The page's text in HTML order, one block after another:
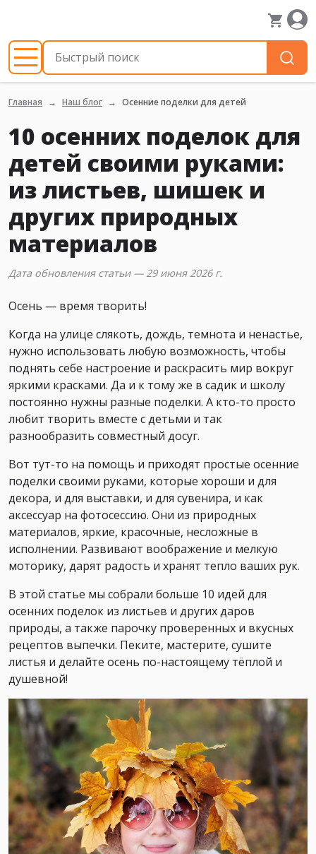
Главная Наш блог Осенние поделки для детей
10 осенних поделок для
детей своими руками:
из листьев, шишек и
других природных
материалов
Дата обновления статьи — 29 июня 2026 г.
Осень — время творить!
Когда на улице слякоть, дождь, темнота и ненастье,
нужно использовать любую возможность, чтобы
поднять себе настроение и раскрасить мир вокруг
яркими красками. Да и к тому же в садик и школу
постоянно нужны разные поделки. А кто-то просто
любит творить вместе с детьми и так
разнообразить совместный досуг.
Вот тут-то на помощь и приходят простые осенние
поделки своими руками, которые хороши и для
декора, и для выставки, и для сувенира, и как
аксессуар на фотосессию. Они из природных
материалов, яркие, красочные, несложные в
исполнении. Развивают воображение и мелкую
моторику, дарят радость и хранят тепло ваших рук.
В этой статье мы собрали больше 10 идей для
осенних поделок из листьев и других даров
природы, а также парочку проверенных и вкусных
рецептов выпечки. Пеките, мастерите, сушите
листья и делайте осень по-настоящему тёплой и
душевной!